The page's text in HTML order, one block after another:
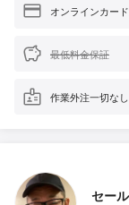
オンラインカー
最低料金保証
作業外注一切なし
セー